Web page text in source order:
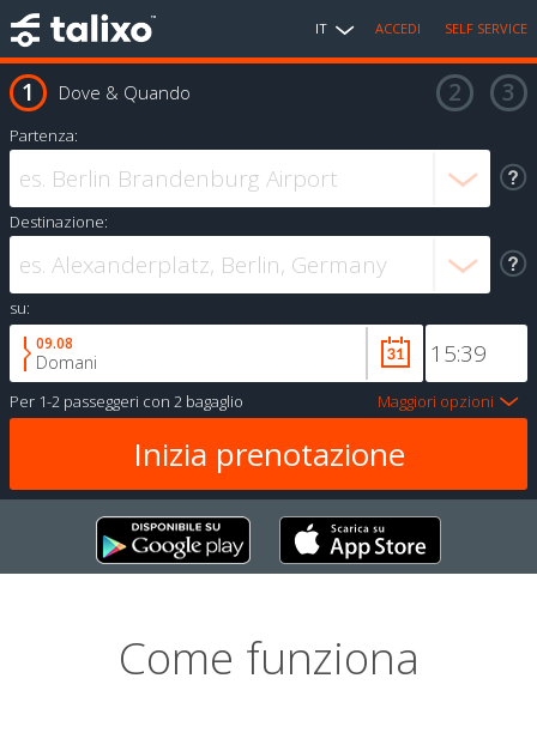
IT ACCEDI SELF SERVICE
Dove & Quando
Partenza:
Destinazione:
su:
09.08
Domani
Per 1-2 passeggeri con 2 bagaglio Maggiori opzioni
Come funziona